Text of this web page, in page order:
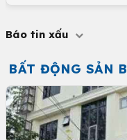
Báo tin xấu
BẤT ĐỘNG SẢN